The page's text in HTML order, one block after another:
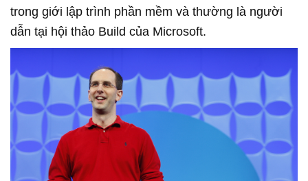
trong giới lập trình phần mềm và thường là người
dẫn tại hội thảo Build của Microsoft.